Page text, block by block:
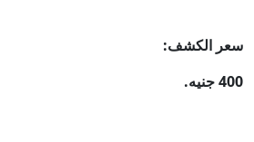
سعر الكشف:
400 جنيه.